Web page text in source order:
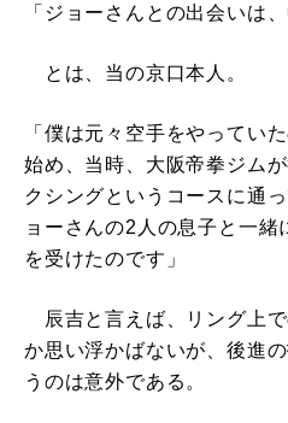
「ジョーさんとの出会いは
とは、当の京口本人。
「僕は元々空手をやってい
始め、当時、大阪帝拳ジム
クシングというコースに通
ョーさんの2人の息子と一緒
を受けたのです」
辰吉と言えば、リング上
か思い浮かばないが、後進
うのは意外である。